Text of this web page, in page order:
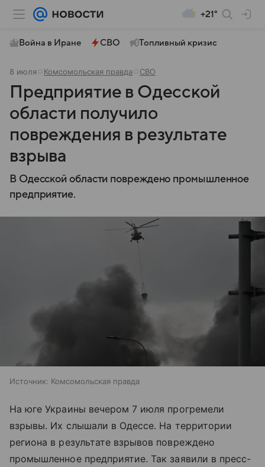
+21°
Война в Иране СВО Топливный кризис
8 июля Комсомольская правда СВО
Предприятие в Одесской
области получило
повреждения в результате
взрыва
В Одесской области повреждено промышленное
предприятие.
Источник: Комсомольская правда
На юге Украины вечером 7 июля прогремели
взрывы. Их слышали в Одессе. На территории
региона в результате взрывов повреждено
промышленное предприятие. Так заявили в пресс-